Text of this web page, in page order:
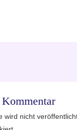
wird nicht